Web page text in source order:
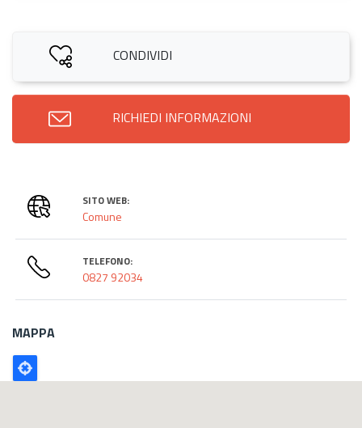
CONDIVIDI
RICHIEDI INFORMAZIONI
SITO WEB:
Comune
TELEFONO:
0827 92034
MAPPA
Poligono
GEO